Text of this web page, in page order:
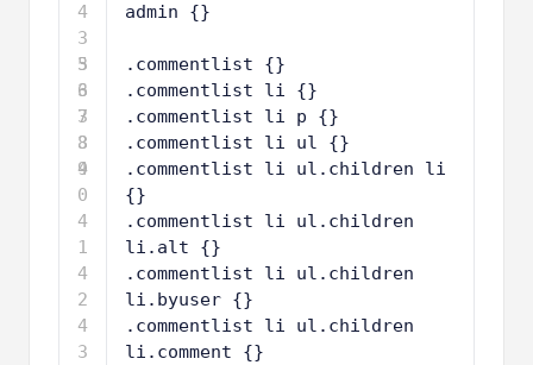
4
3
5
3
6
3
7
3
8
3
9
4
0
4
1
4
2
4
3
admin {}
.commentlist {}
.commentlist li {}
.commentlist li p {}
.commentlist li ul {}
.commentlist li ul.children li
{}
.commentlist li ul.children
li.alt {}
.commentlist li ul.children
li.byuser {}
.commentlist li ul.children
li.comment {}